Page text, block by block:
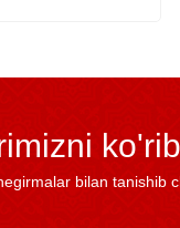
bilan tanishib